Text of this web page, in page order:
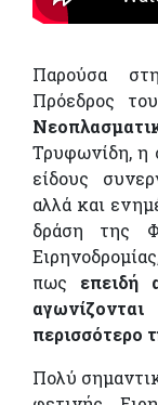
Παρούσα
Πρόεδρος
Τρυφωνίδη, η
είδους
αλλά και
δράση της
πως επειδή
περισσότερο
Πολύ